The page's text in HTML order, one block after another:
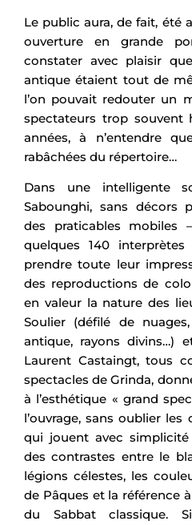
Le public aura, de fait, été
ouverture en grande
constater avec plaisir
antique étaient tout de
l’on pouvait redouter un
spectateurs trop souvent
années, à n’entendre
rabâchées du répertoire…
Dans une intelligente
Sabounghi, sans décors
des praticables mobiles
quelques 140
prendre toute leur
des reproductions de
en valeur la nature des
Soulier (défilé de
antique, rayons divins…)
Laurent Castaingt, tous
spectacles de Grinda,
à l’esthétique « grand
l’ouvrage, sans oublier
qui jouent avec
des contrastes entre le
légions célestes, les
de Pâques et la référence
du Sabbat classique.